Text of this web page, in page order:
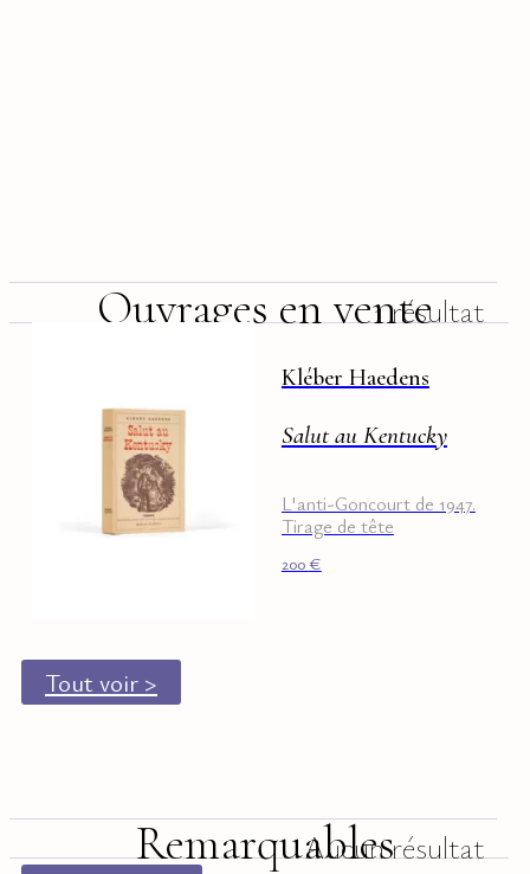
Ouvrages en vente
1 résultat
Kléber Haedens
Salut au Kentucky
L'anti-Goncourt de 1947.
Tirage de tête
200€
Tout voir >
RemarquablesAucun résultat